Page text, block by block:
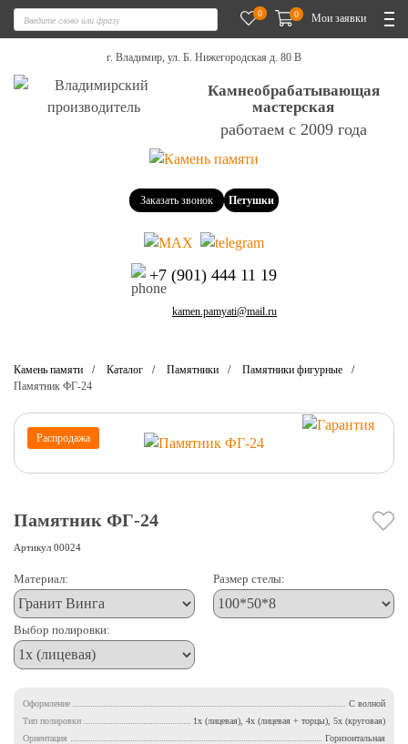
г. Владимир, ул. Б. Нижегородская д. 80 В
Камнеобрабатывающая
мастерская
работаем с 2009 года
Заказать звонок Петушки
+7 (901) 444 11 19
kamen.pamyati@mail.ru
0 0 Мои заявки
Камень памяти Каталог Памятники
Памятники фигурные
Памятник ФГ-24
Распродажа
Памятник ФГ-24
Артикул 00024
Материал: Размер стелы:
Выбор полировки:
Оформление
С волной
Тип полировки
1х (лицевая), 4х (лицевая + торцы), 5х (круговая)
Ориентация
Горизонтальная